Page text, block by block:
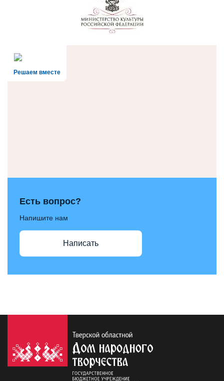
Решаем вместе
Есть вопрос?
Напишите нам
Написать